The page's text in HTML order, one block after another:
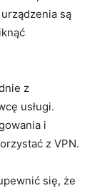
są
z‌
usługi.
i
z VPN.
⁣się, że